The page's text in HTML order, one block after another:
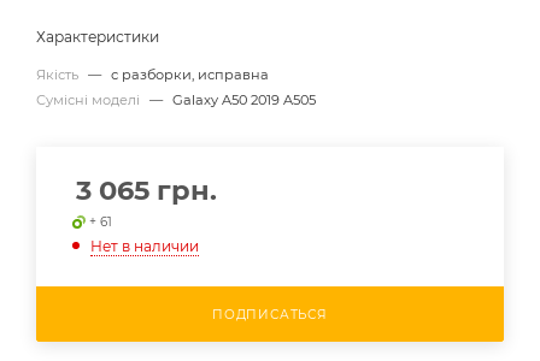
Характеристики
Якість — с разборки, исправна
Сумісні моделі
— Galaxy A50 2019 A505
3 065 грн.
+ 61
Нет в наличии
ПОДПИСАТЬСЯ